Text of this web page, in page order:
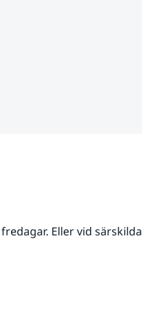
Eller vid särskilda